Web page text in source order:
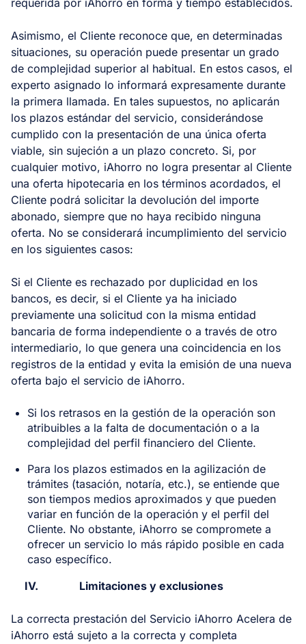
requerida por iAhorro en forma y tiempo establecidos.
Asimismo, el Cliente reconoce que, en determinadas
situaciones, su operación puede presentar un grado
de complejidad superior al habitual. En estos casos, el
experto asignado lo informará expresamente durante
la primera llamada. En tales supuestos, no aplicarán
los plazos estándar del servicio, considerándose
cumplido con la presentación de una única oferta
viable, sin sujeción a un plazo concreto. Si, por
cualquier motivo, iAhorro no logra presentar al Cliente
una oferta hipotecaria en los términos acordados, el
Cliente podrá solicitar la devolución del importe
abonado, siempre que no haya recibido ninguna
oferta. No se considerará incumplimiento del servicio
en los siguientes casos:
Si el Cliente es rechazado por duplicidad en los
bancos, es decir, si el Cliente ya ha iniciado
previamente una solicitud con la misma entidad
bancaria de forma independiente o a través de otro
intermediario, lo que genera una coincidencia en los
registros de la entidad y evita la emisión de una nueva
oferta bajo el servicio de iAhorro.
Si los retrasos en la gestión de la operación son
atribuibles a la falta de documentación o a la
complejidad del perfil financiero del Cliente.
Para los plazos estimados en la agilización de
trámites (tasación, notaría, etc.), se entiende que
son tiempos medios aproximados y que pueden
variar en función de la operación y el perfil del
Cliente. No obstante, iAhorro se compromete a
ofrecer un servicio lo más rápido posible en cada
caso específico.
IV. Limitaciones y exclusiones
La correcta prestación del Servicio iAhorro Acelera de
iAhorro está sujeto a la correcta y completa